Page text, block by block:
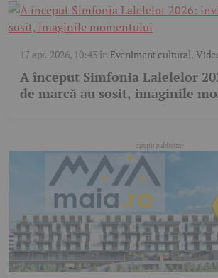
17 apr. 2026, 10:43în Eveniment cultural,
A început Simfonia Lalelelor
de marcă au sosit, imaginile